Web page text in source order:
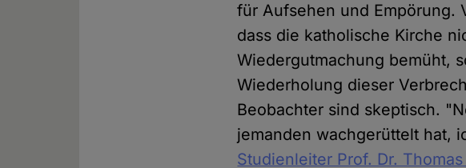
für Aufsehen und Empörung.
dass die katholische Kirche
Wiedergutmachung bemüht,
Wiederholung dieser
Beobachter sind skeptisch.
jemanden wachgerüttelt hat,
Studienleiter Prof. Dr.